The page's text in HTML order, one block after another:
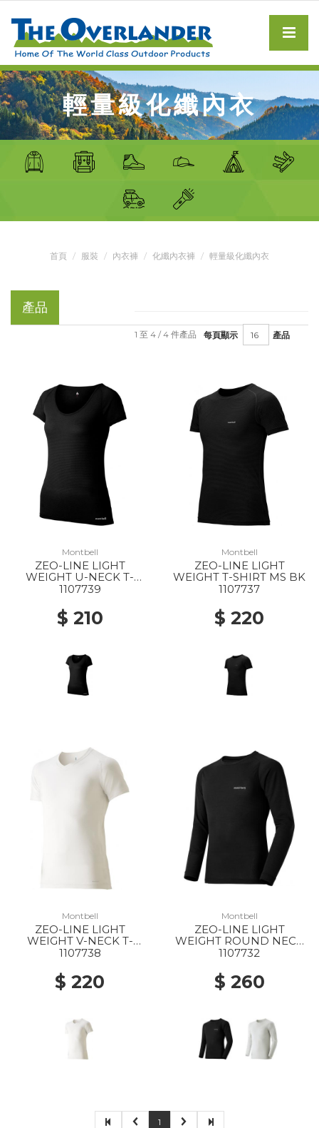
輕量級化纖內衣
首頁 服裝 內衣褲 化纖內衣褲 輕量級化纖內衣
產品
每頁顯示 產品
1 至 4 / 4 件產品
Montbell
ZEO-LINE LIGHT
WEIGHT U-NECK T-
SHIRT WS BK
1107739
$ 210
Montbell
ZEO-LINE LIGHT
WEIGHT T-SHIRT MS BK
1107737
$ 220
Montbell
ZEO-LINE LIGHT
WEIGHT V-NECK T-
SHIRT MS WT
1107738
$ 220
Montbell
ZEO-LINE LIGHT
WEIGHT ROUND NECK
SHIRT MS BK
1107732
$ 260
1